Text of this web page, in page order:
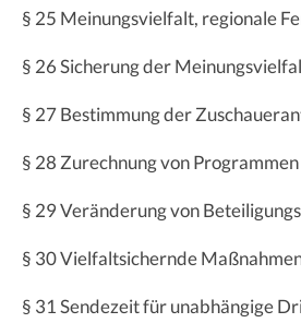
§ 25 Meinungsvielfalt, regionale
§ 26 Sicherung der
§ 27 Bestimmung der
§ 28 Zurechnung von Programmen
§ 29 Veränderung von
§ 30 Vielfaltsichernde
§ 31 Sendezeit für unabhängige